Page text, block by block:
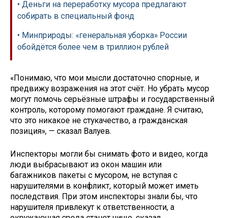
• Деньги на переработку мусора предлагают
собирать в специальный фонд
• Минприроды: «генеральная уборка» России
обойдётся более чем в триллион рублей
«Понимаю, что мои мысли достаточно спорные, и
предвижу возражения на этот счёт. Но убрать мусор
могут помочь серьёзные штрафы и государственный
контроль, которому помогают граждане. Я считаю,
что это никакое не стукачество, а гражданская
позиция», — сказал Валуев.
Инспекторы могли бы снимать фото и видео, когда
люди выбрасывают из окон машин или
багажников пакеты с мусором, не вступая с
нарушителями в конфликт, который может иметь
последствия. При этом инспекторы знали бы, что
нарушителя привлекут к ответственности, а